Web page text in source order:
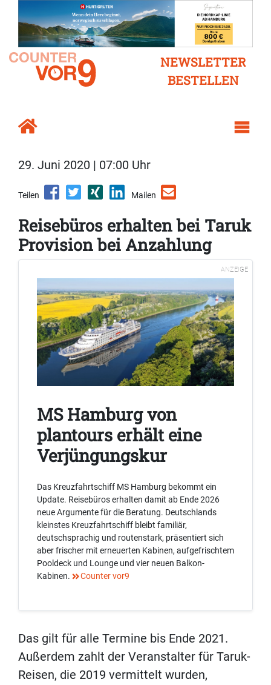
NEWSLETTER
BESTELLEN
29. Juni 2020 | 07:00 Uhr
Teilen Mailen
Reisebüros erhalten bei Taruk
Provision bei Anzahlung
ANZEIGE
MS Hamburg von
plantours erhält eine
Verjüngungskur
Das Kreuzfahrtschiff MS Hamburg bekommt ein
Update. Reisebüros erhalten damit ab Ende 2026
neue Argumente für die Beratung. Deutschlands
kleinstes Kreuzfahrtschiff bleibt familiär,
deutschsprachig und routenstark, präsentiert sich
aber frischer mit erneuerten Kabinen, aufgefrischtem
Pooldeck und Lounge und vier neuen Balkon-
Kabinen.
Counter vor9
Das gilt für alle Termine bis Ende 2021.
Außerdem zahlt der Veranstalter für Taruk-
Reisen, die 2019 vermittelt wurden,